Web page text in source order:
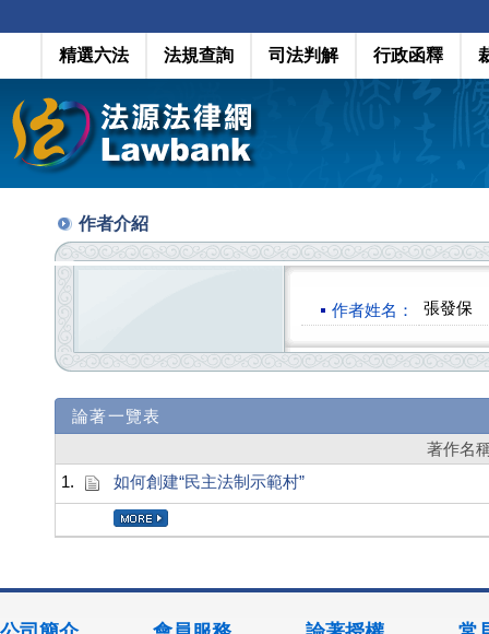
精選六法 法規查詢 司法判解 行政函釋
作者介紹
作者姓名： 張發保
論著一覽表
著作名
1.
如何創建“民主法制示範村”